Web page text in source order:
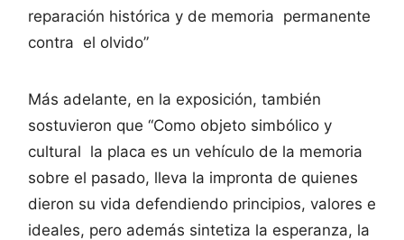
reparación histórica y de memoria permanente
contra el olvido”
Más adelante, en la exposición, también
sostuvieron que “Como objeto simbólico y
cultural la placa es un vehículo de la memoria
sobre el pasado, lleva la impronta de quienes
dieron su vida defendiendo principios, valores e
ideales, pero además sintetiza la esperanza, la